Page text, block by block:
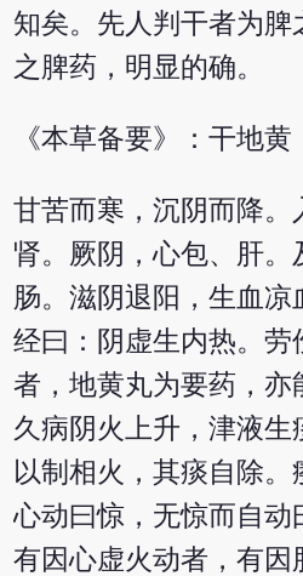
知矣。先人判干者为脾
之脾药，明显的确。
《本草备要》：干地黄
甘苦而寒，沉阴而降。
肾。厥阴，心包、肝。
肠。滋阴退阳，生血凉
经曰：阴虚生内热。劳
者，地黄丸为要药，亦
久病阴火上升，津液生
以制相火，其痰自除。
心动曰惊，无惊而自动
有因心虚火动者，有因